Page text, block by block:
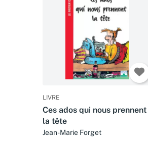
LIVRE
Ces ados qui nous prennent
la tête
Jean-Marie Forget